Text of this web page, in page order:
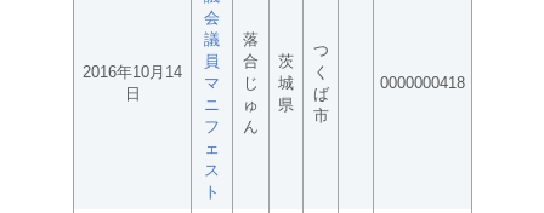
2016年10月14
日
会
議
員
マ
ニ
フ
ェ
ス
ト
落
合
じ
ゅ
ん
茨
城
県
つ
く
ば
市
0000000418